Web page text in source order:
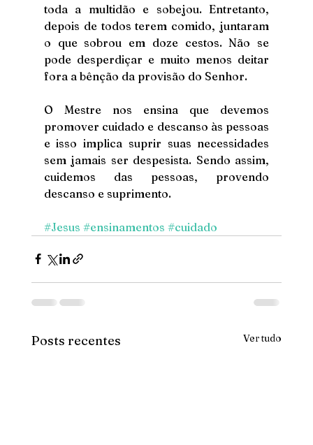
toda a multidão e sobejou. Entretanto,
depois de todos terem comido, juntaram
o que sobrou em doze cestos. Não se
pode desperdiçar e muito menos deitar
fora a bênção da provisão do Senhor.
O Mestre nos ensina que devemos
promover cuidado e descanso às pessoas
e isso implica suprir suas necessidades
sem jamais ser despesista. Sendo assim,
cuidemos das pessoas, provendo
descanso e suprimento.
#Jesus #ensinamentos #cuidado
Posts recentes Ver tudo